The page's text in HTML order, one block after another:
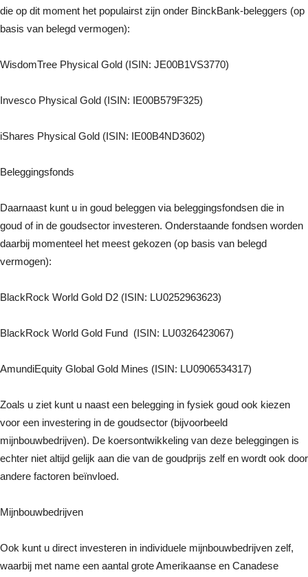
die op dit moment het populairst zijn onder BinckBank-beleggers (op
basis van belegd vermogen):
WisdomTree Physical Gold (ISIN: JE00B1VS3770)
Invesco Physical Gold (ISIN: IE00B579F325)
iShares Physical Gold (ISIN: IE00B4ND3602)
Beleggingsfonds
Daarnaast kunt u in goud beleggen via beleggingsfondsen die in
goud of in de goudsector investeren. Onderstaande fondsen worden
daarbij momenteel het meest gekozen (op basis van belegd
vermogen):
BlackRock World Gold D2 (ISIN: LU0252963623)
BlackRock World Gold Fund (ISIN: LU0326423067)
AmundiEquity Global Gold Mines (ISIN: LU0906534317)
Zoals u ziet kunt u naast een belegging in fysiek goud ook kiezen
voor een investering in de goudsector (bijvoorbeeld
mijnbouwbedrijven). De koersontwikkeling van deze beleggingen is
echter niet altijd gelijk aan die van de goudprijs zelf en wordt ook door
andere factoren beïnvloed.
Mijnbouwbedrijven
Ook kunt u direct investeren in individuele mijnbouwbedrijven zelf,
waarbij met name een aantal grote Amerikaanse en Canadese